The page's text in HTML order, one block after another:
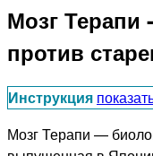
Мозг Терапи
против
Инструкция
Мозг Терапи —